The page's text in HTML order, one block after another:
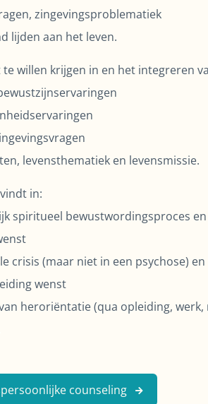
zingevingsproblematiek
lijden aan het leven.
willen krijgen in en het integreren
levensthematiek en levensmissie.
in:
spiritueel bewustwordingsproces
crisis (maar niet in een psychose) en
wenst
heroriëntatie (qua opleiding, werk,
counseling